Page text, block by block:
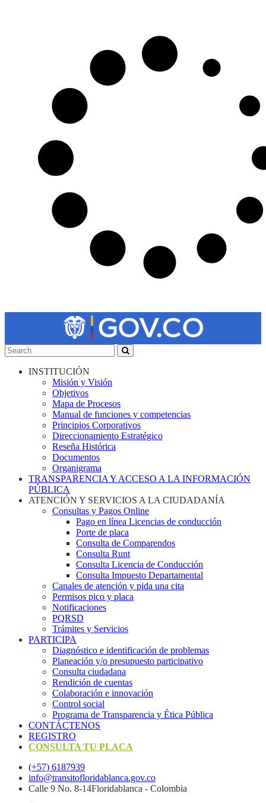
INSTITUCIÓN
Misión y Visión
Objetivos
Mapa de Procesos
Manual de funciones y competencias
Principios Corporativos
Direccionamiento Estratégico
Reseña Histórica
Documentos
Organigrama
TRANSPARENCIA Y ACCESO A LA INFORMACIÓN
PÚBLICA
ATENCIÓN Y SERVICIOS A LA CIUDADANÍA
Consultas y Pagos Online
Pago en línea Licencias de conducción
Porte de placa
Consulta de Comparendos
Consulta Runt
Consulta Licencia de Conducción
Consulta Impuesto Departamental
Canales de atención y pida una cita
Permisos pico y placa
Notificaciones
PQRSD
Trámites y Servicios
PARTICIPA
Diagnóstico e identificación de problemas
Planeación y/o presupuesto participativo​
Consulta ciudadana
Rendición de cuentas
Colaboración e innovación
Control social
Programa de Transparencia y Ética Pública
CONTÁCTENOS
REGISTRO
CONSULTA TU PLACA
(+57) 6187939
info@transitofloridablanca.gov.co
Calle 9 No. 8-14Floridablanca - Colombia